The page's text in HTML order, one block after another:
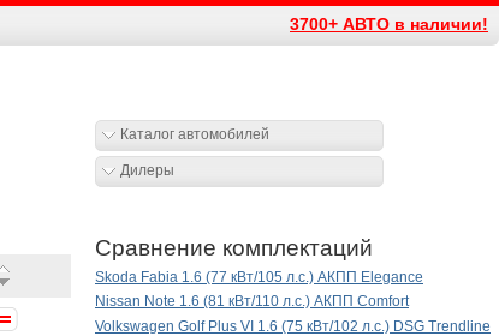
3700+ АВТО в наличии!
Каталог автомобилей
Дилеры
Сравнение комплектаций
Skoda Fabia 1.6 (77 кВт/105 л.с.) АКПП Elegance
Nissan Note 1.6 (81 кВт/110 л.с.) АКПП Comfort
Volkswagen Golf Plus VI 1.6 (75 кВт/102 л.с.) DSG Trendline